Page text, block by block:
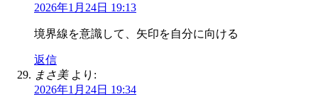
2026年1月24日 19:13
境界線を意識して、矢印を自分に向ける
返信
まさ美 より:
2026年1月24日 19:34